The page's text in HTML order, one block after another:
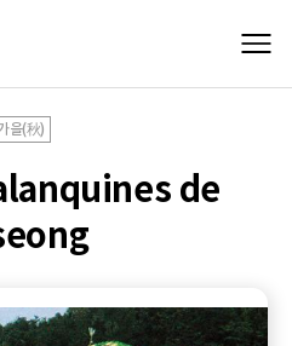
을(秋)
de